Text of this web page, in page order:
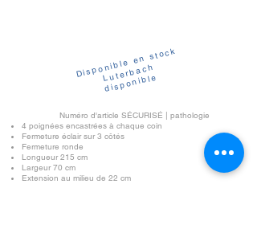
Disponible en stock
Luterbach
disponible
Numéro d'article SÉCURISÉ | pathologie
4 poignées encastrées à chaque coin
Fermeture éclair sur 3 côtés
Fermeture ronde
Longueur 215 cm
Largeur 70 cm
Extension au milieu de 22 cm